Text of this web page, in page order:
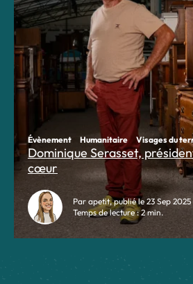
Dominique Serasset,
cœur
Évènement Humanitaire Visages du
Par apetit, publié le 23 Sep 2025
Temps de lecture : 2 min.